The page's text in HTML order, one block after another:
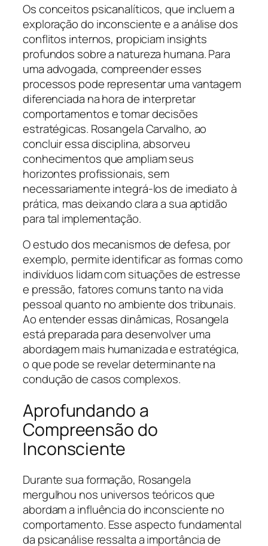
Os conceitos psicanalíticos, que incluem a
exploração do inconsciente e a análise dos
conflitos internos, propiciam insights
profundos sobre a natureza humana. Para
uma advogada, compreender esses
processos pode representar uma vantagem
diferenciada na hora de interpretar
comportamentos e tomar decisões
estratégicas. Rosangela Carvalho, ao
concluir essa disciplina, absorveu
conhecimentos que ampliam seus
horizontes profissionais, sem
necessariamente integrá-los de imediato à
prática, mas deixando clara a sua aptidão
para tal implementação.
O estudo dos mecanismos de defesa, por
exemplo, permite identificar as formas como
indivíduos lidam com situações de estresse
e pressão, fatores comuns tanto na vida
pessoal quanto no ambiente dos tribunais.
Ao entender essas dinâmicas, Rosangela
está preparada para desenvolver uma
abordagem mais humanizada e estratégica,
o que pode se revelar determinante na
condução de casos complexos.
Aprofundando a
Compreensão do
Inconsciente
Durante sua formação, Rosangela
mergulhou nos universos teóricos que
abordam a influência do inconsciente no
comportamento. Esse aspecto fundamental
da psicanálise ressalta a importância de